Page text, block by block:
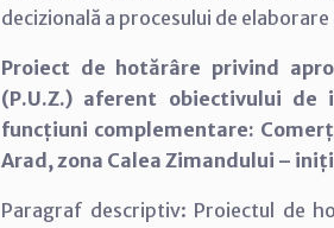
decizională a procesului de
Proiect de hotărâre privind
(P.U.Z.) aferent obiectivului
funcțiuni complementare:
Arad, zona Calea Zimandului –
Paragraf descriptiv: Proiectul de